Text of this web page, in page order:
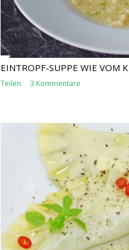
EINTROPF-SUPPE WIE VOM
Teilen 3 Kommentare